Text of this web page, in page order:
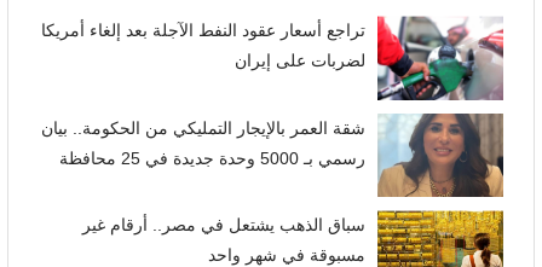
تراجع أسعار عقود النفط الآجلة بعد إلغاء أمريكا
لضربات على إيران
شقة العمر بالإيجار التمليكي من الحكومة.. بيان
رسمي بـ 5000 وحدة جديدة في 25 محافظة
سباق الذهب يشتعل في مصر.. أرقام غير
مسبوقة في شهر واحد